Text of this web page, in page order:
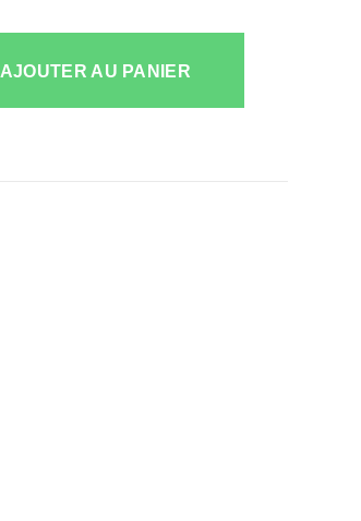
AJOUTER AU PANIER